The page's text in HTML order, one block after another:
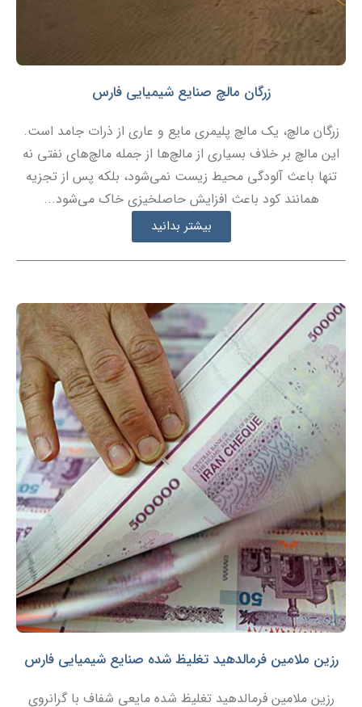
زرگان مالچ صنایع شیمیایی فارس
زرگان مالچ، یک مالچ پلیمری مایع و عاری از ذرات جامد است.
این مالچ بر خلاف بسیاری از مالچ‌ها از جمله مالچ‌های نفتی نه
تنها باعث آلودگی محیط زیست نمی‌شود، بلکه پس از تجزیه
همانند کود باعث افزایش حاصلخیزی خاک می‌شود...
بیشتر بدانید
رزین ملامین فرمالدهید تغلیظ شده صنایع شیمیایی فارس
رزین ملامین فرمالدهید تغلیظ شده مایعی شفاف با گرانروی